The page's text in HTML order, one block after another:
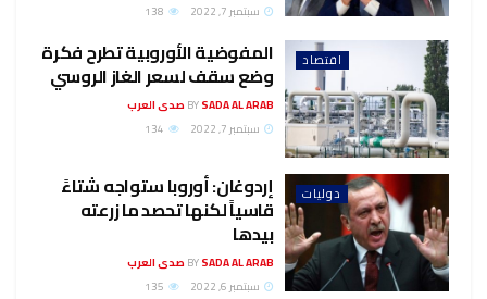
سبتمبر 7, 2022
اقتصاد المفوضية الأوروبية تطرح فكرة
وضع سقف لسعر الغاز الروسي
BYSADA AL ARAB صدى العرب
سبتمبر 7, 2022
دوليات إردوغان: أوروبا ستواجه شتاءً
قاسياً لكنها تحصد ما زرعته
بيدها
BYSADA AL ARAB صدى العرب
سبتمبر 6, 2022